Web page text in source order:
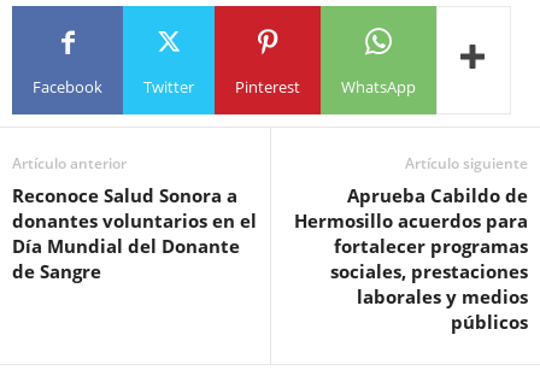
Facebook Twitter Pinterest WhatsApp
Artículo anterior
Reconoce Salud Sonora a
donantes voluntarios en el
Día Mundial del Donante
de Sangre
Artículo siguiente
Aprueba Cabildo de
Hermosillo acuerdos para
fortalecer programas
sociales, prestaciones
laborales y medios
públicos